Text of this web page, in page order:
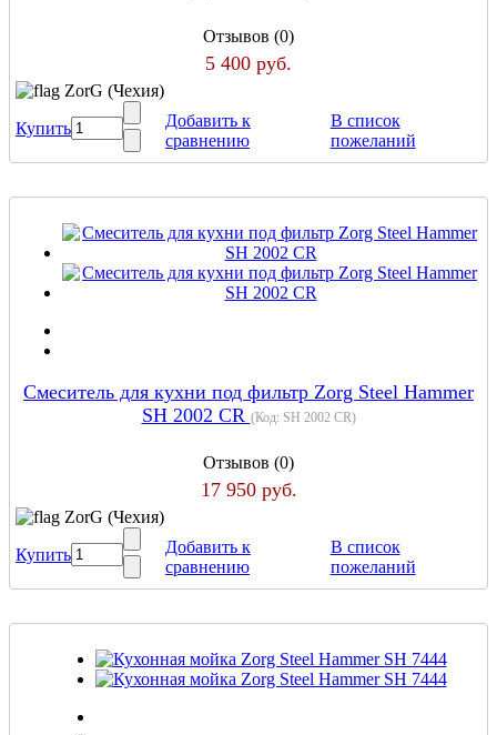
Отзывов (0)
5 400 руб.
ZorG (Чехия)
Купить
Добавить к
сравнению
В список
пожеланий
Cмеситель для кухни под фильтр Zorg Steel Hammer
SH 2002 CR (Код: SH 2002 CR)
Отзывов (0)
17 950 руб.
ZorG (Чехия)
Купить
Добавить к
сравнению
В список
пожеланий